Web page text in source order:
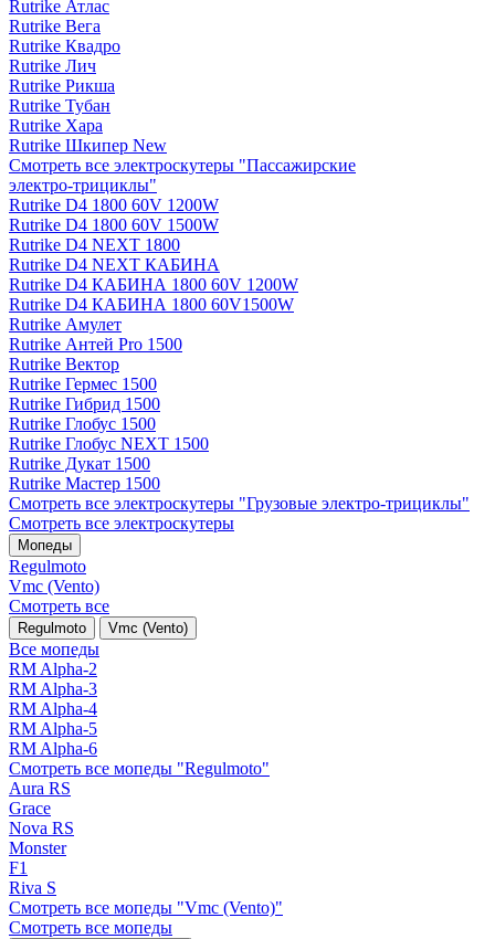
Rutrike Атлас
Rutrike Вега
Rutrike Квадро
Rutrike Лич
Rutrike Рикша
Rutrike Тубан
Rutrike Хара
Rutrike Шкипер New
Смотреть все электро­скутеры "Пассажирские
электро‑трициклы"
Rutrike D4 1800 60V 1200W
Rutrike D4 1800 60V 1500W
Rutrike D4 NEXT 1800
Rutrike D4 NEXT КАБИНА
Rutrike D4 КАБИНА 1800 60V 1200W
Rutrike D4 КАБИНА 1800 60V1500W
Rutrike Амулет
Rutrike Антей Pro 1500
Rutrike Вектор
Rutrike Гермес 1500
Rutrike Гибрид 1500
Rutrike Глобус 1500
Rutrike Глобус NEXT 1500
Rutrike Дукат 1500
Rutrike Мастер 1500
Смотреть все электро­скутеры "Грузовые электро‑трициклы"
Смотреть все электро­скутеры
Мопеды
Regulmoto
Vmc (Vento)
Смотреть все
Regulmoto Vmc (Vento)
Все мопеды
RM Alpha-2
RM Alpha-3
RM Alpha-4
RM Alpha-5
RM Alpha-6
Смотреть все мопеды "Regulmoto"
Aura RS
Grace
Nova RS
Monster
F1
Riva S
Смотреть все мопеды "Vmc (Vento)"
Смотреть все мопеды